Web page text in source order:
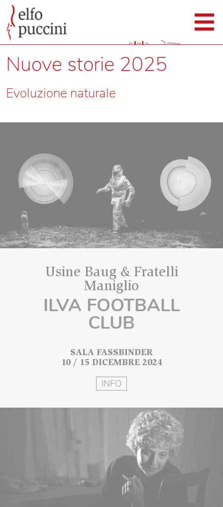
Nuove storie 2025
Evoluzione naturale
Usine Baug & Fratelli
Maniglio
ILVA FOOTBALL
CLUB
SALA FASSBINDER
10 / 15 DICEMBRE 2024
INFO